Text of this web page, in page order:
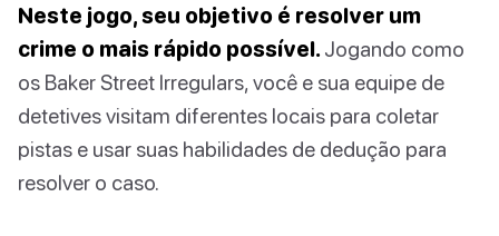
Neste jogo, seu objetivo é resolver um
crime o mais rápido possível. Jogando como
os Baker Street Irregulars, você e sua equipe de
detetives visitam diferentes locais para coletar
pistas e usar suas habilidades de dedução para
resolver o caso.